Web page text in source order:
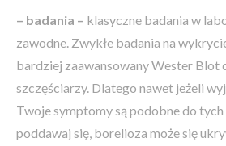
– badania – klasyczne badania w
zawodne. Zwykłe badania na
bardziej zaawansowany Wester Blot
szczęściarzy. Dlatego nawet jeżeli
Twoje symptomy są podobne do tych
poddawaj się, borelioza może się